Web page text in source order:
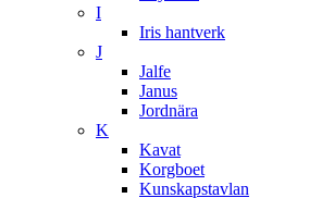
I
Iris hantverk
J
Jalfe
Janus
Jordnära
K
Kavat
Korgboet
Kunskapstavlan